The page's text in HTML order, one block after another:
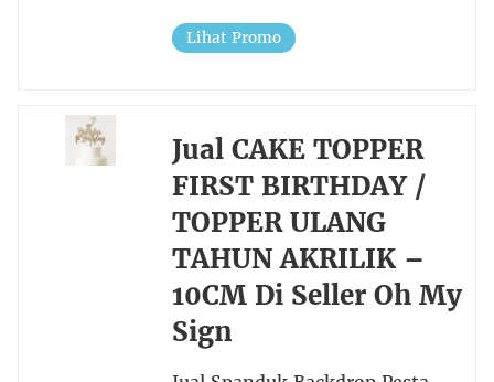
Lihat Promo
Jual CAKE TOPPER
FIRST BIRTHDAY /
TOPPER ULANG
TAHUN AKRILIK –
10CM Di Seller Oh My
Sign